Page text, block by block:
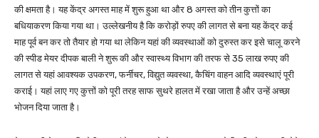
की क्षमता है। यह केंद्र अगस्त माह में शुरू हुआ था और 8 अगस्त को तीन कुत्तों का
बधियाकरण किया गया था। उल्लेखनीय है कि करोड़ों रुपए की लागत से बना यह केंद्र कई
माह पूर्व बन कर तो तैयार हो गया था लेकिन यहां की व्यवस्थाओं को दुरुस्त कर इसे चालू करने
की स्पीड मेयर दीपक बाली ने शुरू की और स्वास्थ्य विभाग की तरफ से 35 लाख रुपए की
लागत से यहां आवश्यक उपकरण, फर्नीचर, विद्युत व्यवस्था, कैचिंग वाहन आदि व्यवस्थाएं पूरी
कराई। यहां लाए गए कुत्तों को पूरी तरह साफ सुथरे हालत में रखा जाता है और उन्हें अच्छा
भोजन दिया जाता है।